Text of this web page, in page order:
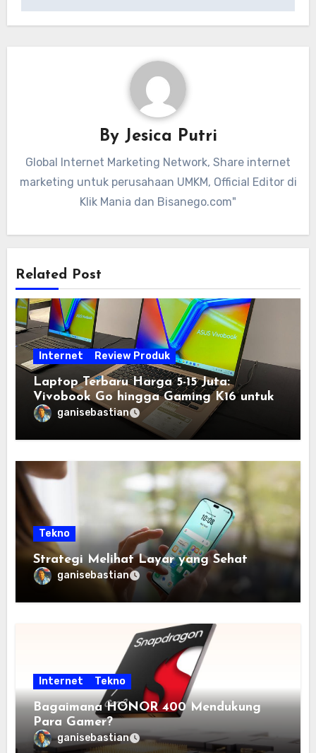
By Jesica Putri
Global Internet Marketing Network, Share internet
marketing untuk perusahaan UMKM, Official Editor di
Klik Mania dan Bisanego.com"
Related Post
Internet Review Produk
Laptop Terbaru Harga 5-15 Juta:
Vivobook Go hingga Gaming K16 untuk
Semua Budget
ganisebastian
Tekno
Strategi Melihat Layar yang Sehat
ganisebastian
Internet Tekno
Bagaimana HONOR 400 Mendukung
Para Gamer?
ganisebastian